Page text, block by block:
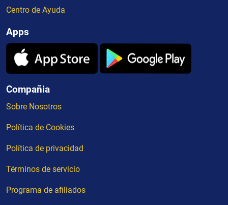
Centro de Ayuda
Apps
Compañia
Sobre Nosotros
Política de Cookies
Política de privacidad
Términos de servicio
Programa de afiliados